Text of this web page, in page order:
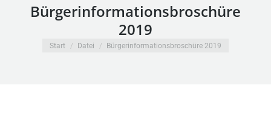
Bürgerinformationsbroschüre
2019
Sie befinden sich hier:
Start Datei Bürgerinformationsbroschüre 2019